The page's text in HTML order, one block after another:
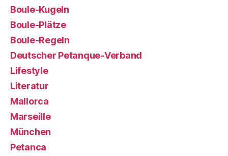
Boule-Kugeln
Boule-Plätze
Boule-Regeln
Deutscher Petanque-Verband
Lifestyle
Literatur
Mallorca
Marseille
München
Petanca